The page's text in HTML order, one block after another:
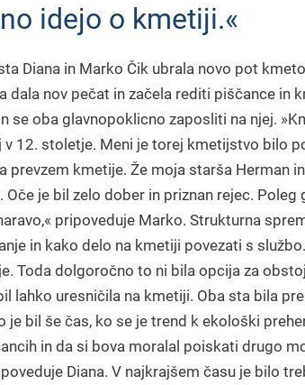
idejo o kmetiji.«
Diana in Marko Čik ubrala novo pot
dala nov pečat in začela rediti piščance
se oba glavnopoklicno zaposliti na njej.
v 12. stoletje. Meni je torej kmetijstvo bilo
prevzem kmetije. Že moja starša Herman
Oče je bil zelo dober in priznan rejec.
pripoveduje Marko. Strukturna
in kako delo na kmetiji povezati s
Toda dolgoročno to ni bila opcija za
lahko uresničila na kmetiji. Oba sta bila
je bil še čas, ko se je trend k ekološki
in da si bova moralal poiskati drugo
Diana. V najkrajšem času je bilo